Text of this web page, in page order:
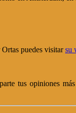
puedes visitarsu
tus opiniones